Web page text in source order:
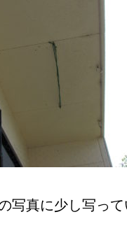
写真に少し写っ